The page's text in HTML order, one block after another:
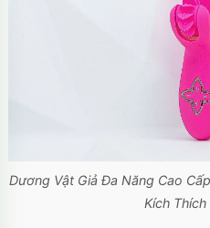
Dương Vật Giả Đa Năng Cao
Kích